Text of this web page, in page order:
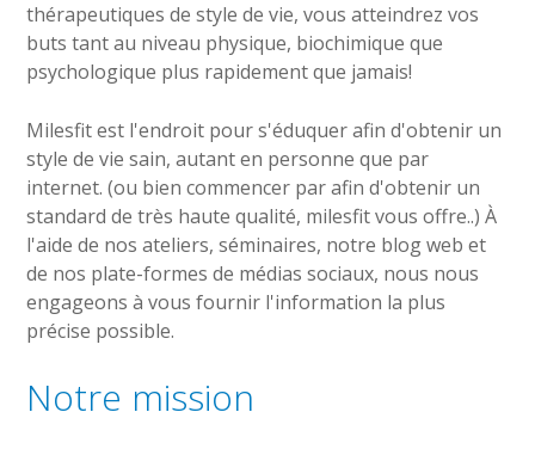
thérapeutiques de style de vie, vous atteindrez vos
buts tant au niveau physique, biochimique que
psychologique plus rapidement que jamais!
Milesfit est l'endroit pour s'éduquer afin d'obtenir un
style de vie sain, autant en personne que par
internet. (ou bien commencer par afin d'obtenir un
standard de très haute qualité, milesfit vous offre..) À
l'aide de nos ateliers, séminaires, notre blog web et
de nos plate-formes de médias sociaux, nous nous
engageons à vous fournir l'information la plus
précise possible.
Notre mission